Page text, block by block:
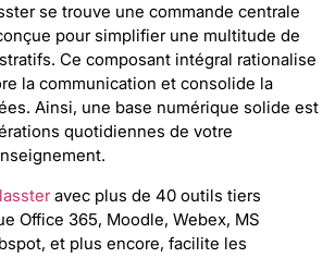
se trouve une commande centrale
pour simplifier une multitude de
Ce composant intégral rationalise
la communication et consolide la
Ainsi, une base numérique solide est
quotidiennes de votre
avec plus de 40 outils tiers
Office 365, Moodle, Webex, MS
et plus encore, facilite les